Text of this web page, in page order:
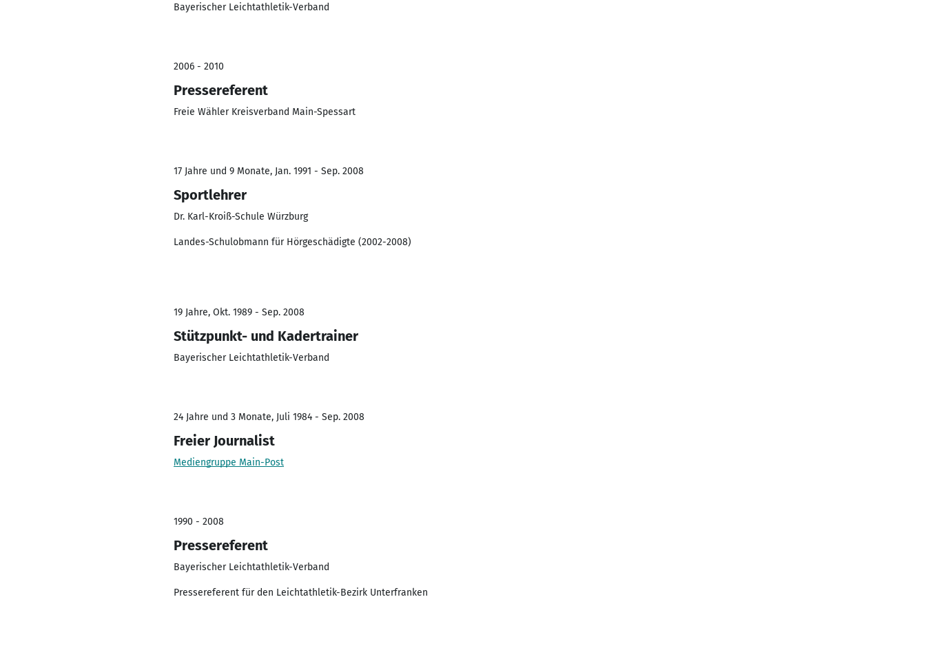
Bayerischer Leichtathletik-Verband
2006 - 2010
Pressereferent
Freie Wähler Kreisverband Main-Spessart
17 Jahre und 9 Monate, Jan. 1991 - Sep. 2008
Sportlehrer
Dr. Karl-Kroiß-Schule Würzburg
Landes-Schulobmann für Hörgeschädigte (2002-2008)
19 Jahre, Okt. 1989 - Sep. 2008
Stützpunkt- und Kadertrainer
Bayerischer Leichtathletik-Verband
24 Jahre und 3 Monate, Juli 1984 - Sep. 2008
Freier Journalist
Mediengruppe Main-Post
1990 - 2008
Pressereferent
Bayerischer Leichtathletik-Verband
Pressereferent für den Leichtathletik-Bezirk Unterfranken